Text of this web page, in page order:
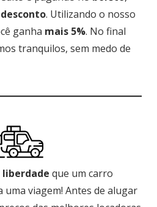
. Utilizando o nosso
ganha mais 5%. No final
tranquilos, sem medo de
liberdade que um carro
viagem! Antes de alugar